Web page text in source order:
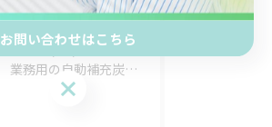
2026/07/19
業務用の自動補充炭酸水ユニットでコスト削減と高品質を両立する選び方ガイド
お問い合わせはこちら
お問い合わせはこちら